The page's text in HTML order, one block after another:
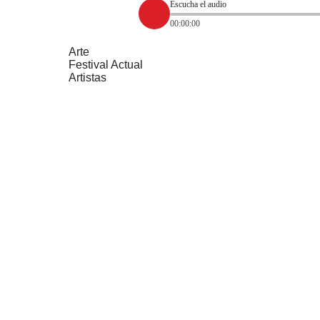
Escucha el audio
00:00:00
Arte
Festival Actual
Artistas